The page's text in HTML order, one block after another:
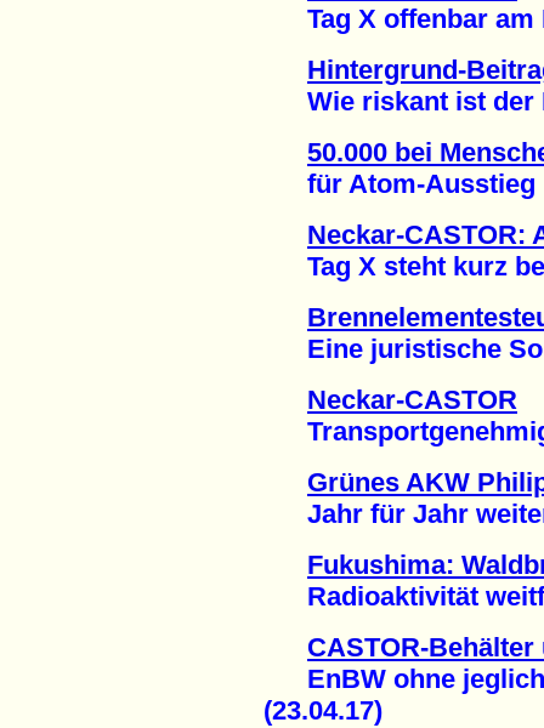
Tag X offenbar am
Hintergrund-
Wie riskant ist der
50.000 bei
für Atom-Ausstieg
Neckar-CASTOR:
Tag X steht kurz
Eine juristische
Neckar-CASTOR
Grünes AKW
Jahr für Jahr
Fukushima:
Radioaktivität
CASTOR-
EnBW ohne
(23.04.17)